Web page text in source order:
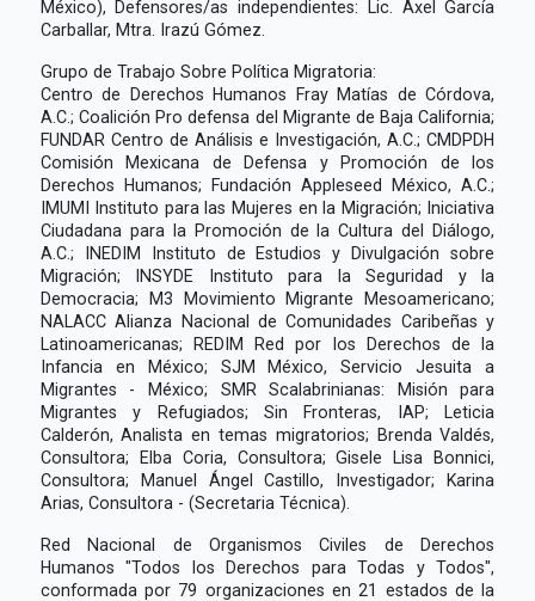
México), Defensores/as independientes: Lic. Axel García
Carballar, Mtra. Irazú Gómez.
Grupo de Trabajo Sobre Política Migratoria:
Centro de Derechos Humanos Fray Matías de Córdova,
A.C.; Coalición Pro defensa del Migrante de Baja California;
FUNDAR Centro de Análisis e Investigación, A.C.; CMDPDH
Comisión Mexicana de Defensa y Promoción de los
Derechos Humanos; Fundación Appleseed México, A.C.;
IMUMI Instituto para las Mujeres en la Migración; Iniciativa
Ciudadana para la Promoción de la Cultura del Diálogo,
A.C.; INEDIM Instituto de Estudios y Divulgación sobre
Migración; INSYDE Instituto para la Seguridad y la
Democracia; M3 Movimiento Migrante Mesoamericano;
NALACC Alianza Nacional de Comunidades Caribeñas y
Latinoamericanas; REDIM Red por los Derechos de la
Infancia en México; SJM México, Servicio Jesuita a
Migrantes - México; SMR Scalabrinianas: Misión para
Migrantes y Refugiados; Sin Fronteras, IAP; Leticia
Calderón, Analista en temas migratorios; Brenda Valdés,
Consultora; Elba Coria, Consultora; Gisele Lisa Bonnici,
Consultora; Manuel Ángel Castillo, Investigador; Karina
Arias, Consultora - (Secretaria Técnica).
Red Nacional de Organismos Civiles de Derechos
Humanos "Todos los Derechos para Todas y Todos",
conformada por 79 organizaciones en 21 estados de la